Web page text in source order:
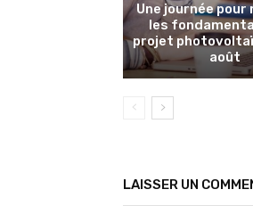
Une journée
les
projet
août
LAISSER UN